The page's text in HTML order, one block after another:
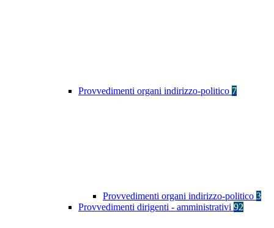
Provvedimenti organi indirizzo-politico 7
Provvedimenti organi indirizzo-politico 3
Provvedimenti dirigenti - amministrativi 92